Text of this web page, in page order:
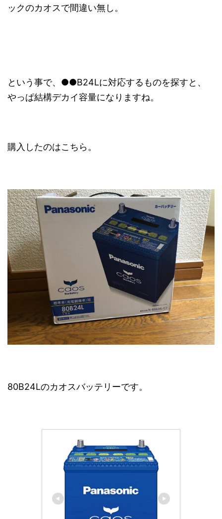
ックのカオスで間違い無し。
という事で、●●B24Lに対応するものを探すと、
やっぱ結構デカイ容量になりますね。
購入したのはこちら。
80B24Lのカオスバッテリーです。